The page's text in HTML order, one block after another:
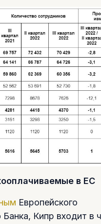
в ЕС
Европейского
Банка, Кипр входит в